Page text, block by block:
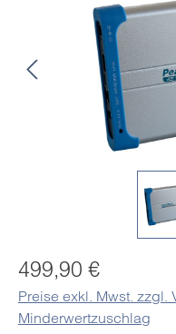
Regulärer Preis:
499,90 €
Preise exkl. Mwst. zzgl.
Minderwertzuschlag